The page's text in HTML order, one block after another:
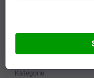
Záruka
Doplňkové
Kategorie: